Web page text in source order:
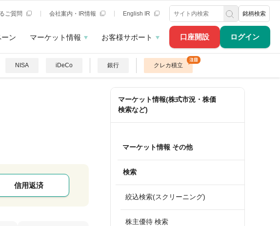
口座開設 ログイン
ご質問 会社案内・IR情報 English IR 銘柄検索
ン マーケット情報 お客様サポート
NISA iDeCo 銀行 クレカ積立
信用返済
マーケット情報(株式市況・株価
検索など)
マーケット情報 その他
検索
絞込検索(スクリーニング)
株主優待 検索